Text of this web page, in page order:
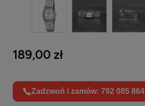
189,00 zł
Zadzwoń i zamów: 792 085 864